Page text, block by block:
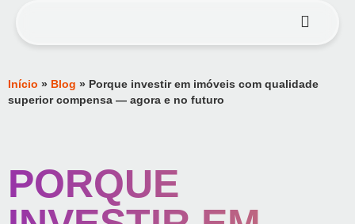
Início » Blog » Porque investir em imóveis com qualidade
superior compensa — agora e no futuro
PORQUE